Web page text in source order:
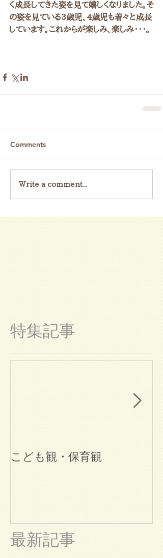
く成長してきた姿を見て嬉しくなりました。そ
の姿を見ている3歳児、4歳児も着々と成長
しています。これからが楽しみ、楽しみ・・・。
Comments
Write a comment...
特集記事
こども観・保育観
最新記事